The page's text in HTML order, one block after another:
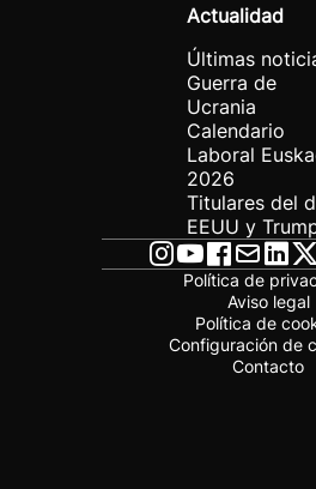
Actualidad
Últimas
Guerra de
Ucrania
Calendario
Laboral
2026
Titulares del
EEUU y
Política de
Aviso legal
Política de
Configuración de
Contacto